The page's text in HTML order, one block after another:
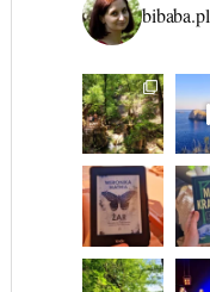
bibaba.pl